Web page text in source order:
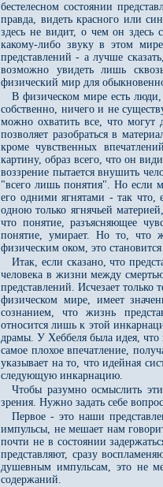
бестелесном состоянии
правда, видеть красного или
здесь не видит, о чем он здесь
какому-либо звуку в этом
представлений - а лучше
возможно увидеть лишь
физический мир для
В физическом мире есть
собственно, ничего и не
можно охватить все, что могут
позволяет разобраться в
кроме чувственных
картину, образ всего, что он
воззрение пытается внушить
"всего лишь понятия". Но если
его одними ягнятами - так что,
одною только ягнячьей
что понятие, разъясняющее
понятие, умирает. Но то, что
физическим оком, это
Итак, если сказано, что
человека в жизни между
представлений. Исчезает
физическом мире, имеет
сознанием, что жизнь
относится лишь к этой
драмы. У Хеббеля была идея, что
самое плохое впечатление,
указывает на то, что идейная
следующую инкарнацию.
Чтобы разумно осмыслить
зрения. Нужно задать себе
Первое - это наши
импульсы, не мешает нам
почти не в состоянии
представляют, сразу
душевным импульсам, это не
содержаний.